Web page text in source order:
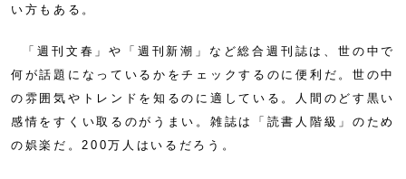
い方もある。
「週刊文春」や「週刊新潮」など総合週刊誌は、世の中で
何が話題になっているかをチェックするのに便利だ。世の中
の雰囲気やトレンドを知るのに適している。人間のどす黒い
感情をすくい取るのがうまい。雑誌は「読書人階級」のため
の娯楽だ。200万人はいるだろう。